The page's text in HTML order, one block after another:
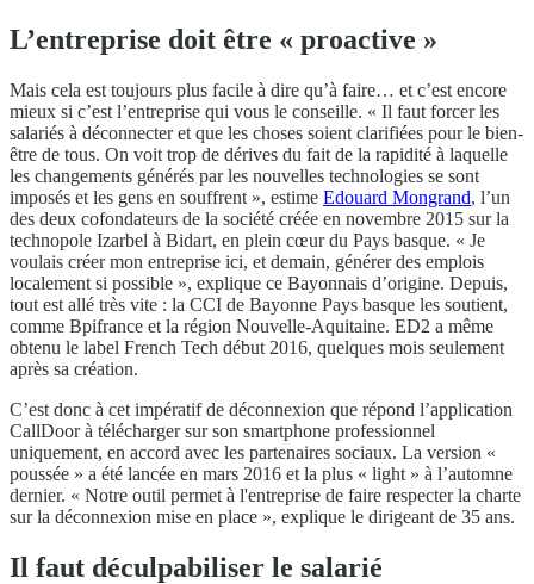
L’entreprise doit être « proactive »
Mais cela est toujours plus facile à dire qu’à faire… et c’est encore
mieux si c’est l’entreprise qui vous le conseille. « Il faut forcer les
salariés à déconnecter et que les choses soient clarifiées pour le bien-
être de tous. On voit trop de dérives du fait de la rapidité à laquelle
les changements générés par les nouvelles technologies se sont
imposés et les gens en souffrent », estime Edouard Mongrand, l’un
des deux cofondateurs de la société créée en novembre 2015 sur la
technopole Izarbel à Bidart, en plein cœur du Pays basque. « Je
voulais créer mon entreprise ici, et demain, générer des emplois
localement si possible », explique ce Bayonnais d’origine. Depuis,
tout est allé très vite : la CCI de Bayonne Pays basque les soutient,
comme Bpifrance et la région Nouvelle-Aquitaine. ED2 a même
obtenu le label French Tech début 2016, quelques mois seulement
après sa création.
C’est donc à cet impératif de déconnexion que répond l’application
CallDoor à télécharger sur son smartphone professionnel
uniquement, en accord avec les partenaires sociaux. La version «
poussée » a été lancée en mars 2016 et la plus « light » à l’automne
dernier. « Notre outil permet à l'entreprise de faire respecter la charte
sur la déconnexion mise en place », explique le dirigeant de 35 ans.
Il faut déculpabiliser le salarié